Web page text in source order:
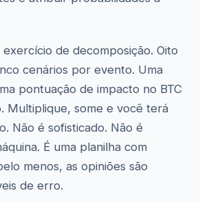
exercício de decomposição. Oito
cenários por evento. Uma
pontuação de impacto no BTC
Multiplique, some e você terá
Não é sofisticado. Não é
É uma planilha com
menos, as opiniões são
de erro.